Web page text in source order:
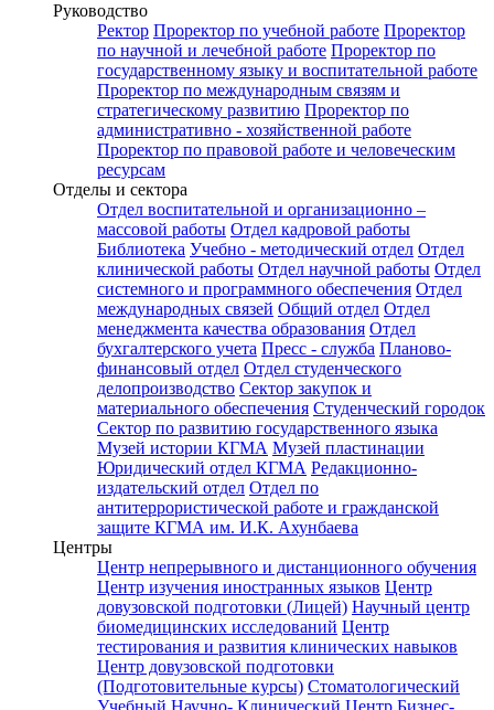
Руководство
Ректор Проректор по учебной работе Проректор
по научной и лечебной работе Проректор по
государственному языку и воспитательной работе
Проректор по международным связям и
стратегическому развитию Проректор по
административно - хозяйственной работе
Проректор по правовой работе и человеческим
ресурсам
Отделы и сектора
Отдел воспитательной и организационно –
массовой работы Отдел кадровой работы
Библиотека Учебно - методический отдел Отдел
клинической работы Отдел научной работы Отдел
системного и программного обеспечения Отдел
международных связей Общий отдел Отдел
менеджмента качества образования Отдел
бухгалтерского учета Пресс - служба Планово-
финансовый отдел Отдел студенческого
делопроизводство Сектор закупок и
материального обеспечения Студенческий городок
Сектор по развитию государственного языка
Музей истории КГМА Музей пластинации
Юридический отдел КГМА Редакционно-
издательский отдел Отдел по
антитеррористической работе и гражданской
защите КГМА им. И.К. Ахунбаева
Центры
Центр непрерывного и дистанционного обучения
Центр изучения иностранных языков Центр
довузовской подготовки (Лицей) Научный центр
биомедицинских исследований Центр
тестирования и развития клинических навыков
Центр довузовской подготовки
(Подготовительные курсы) Стоматологический
Учебный Научно- Клинический Центр Бизнес-